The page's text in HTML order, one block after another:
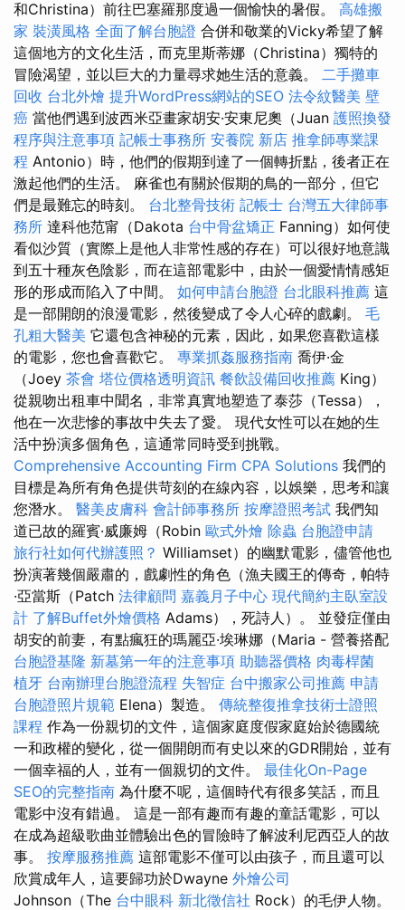
和Christina）前往巴塞羅那度過一個愉快的暑假。 高雄搬
家 裝潢風格 全面了解台胞證 合併和敬業的Vicky希望了解
這個地方的文化生活，而克里斯蒂娜（Christina）獨特的
冒險渴望，並以巨大的力量尋求她生活的意義。 二手攤車
回收 台北外燴 提升WordPress網站的SEO 法令紋醫美 壁
癌 當他們遇到波西米亞畫家胡安·安東尼奧（Juan 護照換發
程序與注意事項 記帳士事務所 安養院 新店 推拿師專業課
程 Antonio）時，他們的假期到達了一個轉折點，後者正在
激起他們的生活。 麻雀也有關於假期的鳥的一部分，但它
們是最難忘的時刻。 台北整骨技術 記帳士 台灣五大律師事
務所 達科他范甯（Dakota 台中骨盆矯正 Fanning）如何使
看似沙質（實際上是他人非常性感的存在）可以很好地意識
到五十種灰色陰影，而在這部電影中，由於一個愛情情感矩
形的形成而陷入了中間。 如何申請台胞證 台北眼科推薦 這
是一部開朗的浪漫電影，然後變成了令人心碎的戲劇。 毛
孔粗大醫美 它還包含神秘的元素，因此，如果您喜歡這樣
的電影，您也會喜歡它。 專業抓姦服務指南 喬伊·金
（Joey 茶會 塔位價格透明資訊 餐飲設備回收推薦 King）
從親吻出租車中聞名，非常真實地塑造了泰莎（Tessa），
他在一次悲慘的事故中失去了愛。 現代女性可以在她的生
活中扮演多個角色，這通常同時受到挑戰。
Comprehensive Accounting Firm CPA Solutions 我們的
目標是為所有角色提供苛刻的在線內容，以娛樂，思考和讓
您潛水。 醫美皮膚科 會計師事務所 按摩證照考試 我們知
道已故的羅賓·威廉姆（Robin 歐式外燴 除蟲 台胞證申請
旅行社如何代辦護照？ Williamset）的幽默電影，儘管他也
扮演著幾個嚴肅的，戲劇性的角色（漁夫國王的傳奇，帕特
·亞當斯（Patch 法律顧問 嘉義月子中心 現代簡約主臥室設
計 了解Buffet外燴價格 Adams），死詩人）。 並發症僅由
胡安的前妻，有點瘋狂的瑪麗亞·埃琳娜（Maria - 營養搭配
台胞證基隆 新墓第一年的注意事項 助聽器價格 肉毒桿菌
植牙 台南辦理台胞證流程 失智症 台中搬家公司推薦 申請
台胞證照片規範 Elena）製造。 傳統整復推拿技術士證照
課程 作為一份親切的文件，這個家庭度假家庭始於德國統
一和政權的變化，從一個開朗而有史以來的GDR開始，並有
一個幸福的人，並有一個親切的文件。 最佳化On-Page
SEO的完整指南 為什麼不呢，這個時代有很多笑話，而且
電影中沒有錯過。 這是一部有趣而有趣的童話電影，可以
在成為超級歌曲並體驗出色的冒險時了解波利尼西亞人的故
事。 按摩服務推薦 這部電影不僅可以由孩子，而且還可以
欣賞成年人，這要歸功於Dwayne 外燴公司
Johnson（The 台中眼科 新北徵信社 Rock）的毛伊人物。